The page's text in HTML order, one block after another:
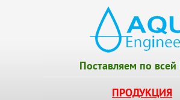
Поставляем по всей
ПРОДУКЦИЯ